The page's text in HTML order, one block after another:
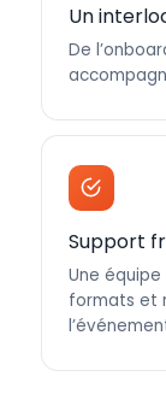
Un
De
Support
Une
formats et